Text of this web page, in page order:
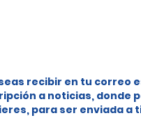
recibir en tu correo
a noticias, donde
para ser enviada a